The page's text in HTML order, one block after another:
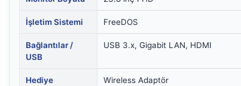
İşletim Sistemi FreeDOS
Bağlantılar /
USB
USB 3.x, Gigabit LAN, HDMI
Hediye Wireless Adaptör